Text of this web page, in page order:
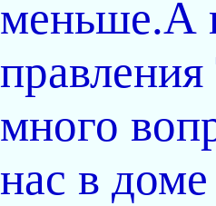
меньше.А
много
нас в